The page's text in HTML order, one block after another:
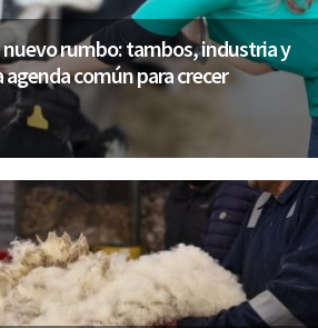
nuevo rumbo: tambos, industria y
común para crecer